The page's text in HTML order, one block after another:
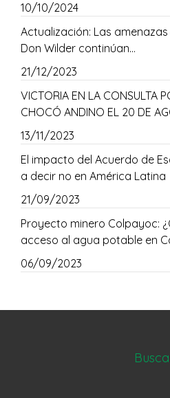
10/10/2024
Actualización: Las
Don Wilder continúan…
21/12/2023
VICTORIA EN LA CONSULTA
CHOCÓ ANDINO EL 20 DE
13/11/2023
El impacto del Acuerdo de
a decir no en América Latina
21/09/2023
Proyecto minero Colpayoc:
acceso al agua potable en
06/09/2023